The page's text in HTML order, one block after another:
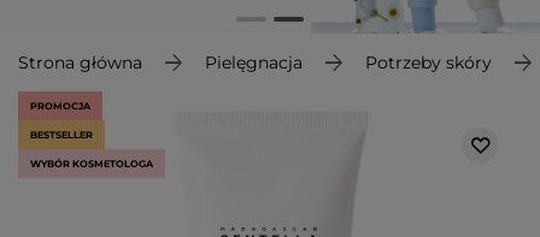
Strona główna Pielęgnacja Potrzeby skóry
PROMOCJA
BESTSELLER
WYBÓR KOSMETOLOGA